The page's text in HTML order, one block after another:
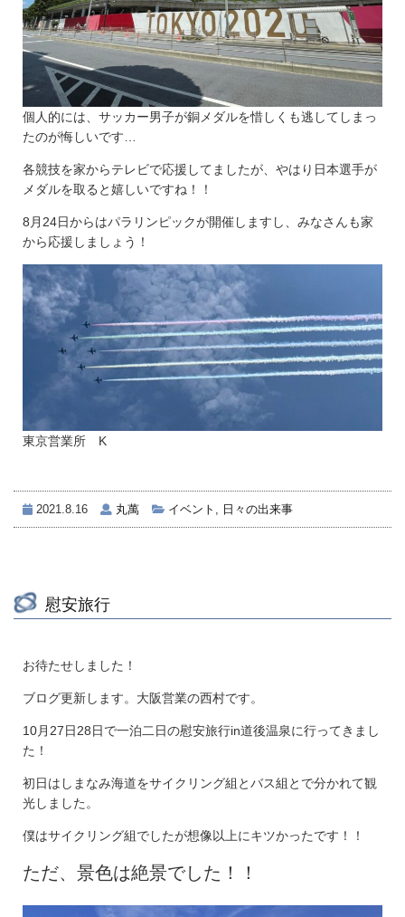
個人的には、サッカー男子が銅メダルを惜しくも逃してしまっ
たのが悔しいです…
各競技を家からテレビで応援してましたが、やはり日本選手が
メダルを取ると嬉しいですね！！
8月24日からはパラリンピックが開催しますし、みなさんも家
から応援しましょう！
東京営業所 K
2021.8.16 丸萬 イベント 日々の出来事
慰安旅行
お待たせしました！
ブログ更新します。大阪営業の西村です。
10月27日28日で一泊二日の慰安旅行in道後温泉に行ってきまし
た！
初日はしまなみ海道をサイクリング組とバス組とで分かれて観
光しました。
僕はサイクリング組でしたが想像以上にキツかったです！！
ただ、景色は絶景でした！！